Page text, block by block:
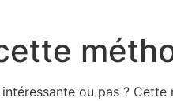
ou pas ?